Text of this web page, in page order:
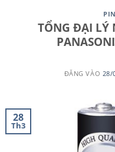
TỔNG ĐẠI LÝ
ĐĂNG VÀO 28/
28
Th3